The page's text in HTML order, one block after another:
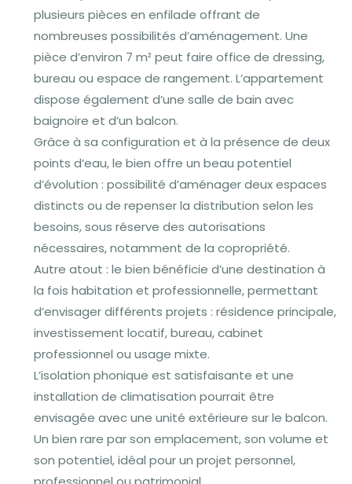
plusieurs pièces en enfilade offrant de
nombreuses possibilités d’aménagement. Une
pièce d’environ 7 m² peut faire office de dressing,
bureau ou espace de rangement. L’appartement
dispose également d’une salle de bain avec
baignoire et d’un balcon.
Grâce à sa configuration et à la présence de deux
points d’eau, le bien offre un beau potentiel
d’évolution : possibilité d’aménager deux espaces
distincts ou de repenser la distribution selon les
besoins, sous réserve des autorisations
nécessaires, notamment de la copropriété.
Autre atout : le bien bénéficie d’une destination à
la fois habitation et professionnelle, permettant
d’envisager différents projets : résidence principale,
investissement locatif, bureau, cabinet
professionnel ou usage mixte.
L’isolation phonique est satisfaisante et une
installation de climatisation pourrait être
envisagée avec une unité extérieure sur le balcon.
Un bien rare par son emplacement, son volume et
son potentiel, idéal pour un projet personnel,